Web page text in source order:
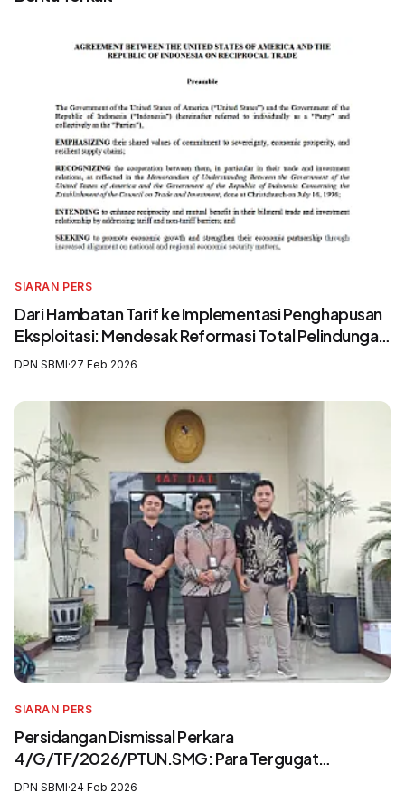
SIARAN PERS
Dari Hambatan Tarif ke Implementasi Penghapusan
Eksploitasi: Mendesak Reformasi Total Pelindungan
Awak Kapal Perikanan
DPN SBMI·27 Feb 2026
SIARAN PERS
Persidangan Dismissal Perkara
4/G/TF/2026/PTUN.SMG: Para Tergugat
Mengingkari SIP3MI dan Mengabaikan UU
DPN SBMI·24 Feb 2026